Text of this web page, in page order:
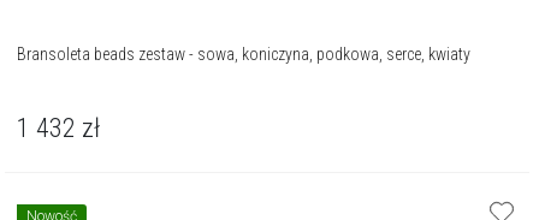
Bransoleta beads zestaw - sowa, koniczyna, podkowa, serce, kwiaty
1 432 zł
Nowość